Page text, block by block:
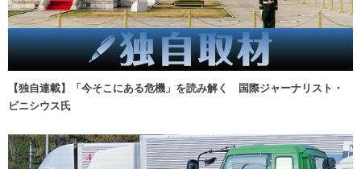
【独自連載】「今そこにある危機」を読み解く 国際ジャーナリスト・
ビニシウス氏